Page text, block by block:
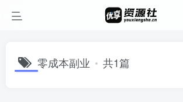
零成本副业 共1篇